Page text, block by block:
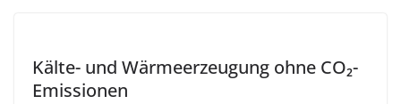
Kälte- und Wärmeerzeugung ohne CO₂-
Emissionen